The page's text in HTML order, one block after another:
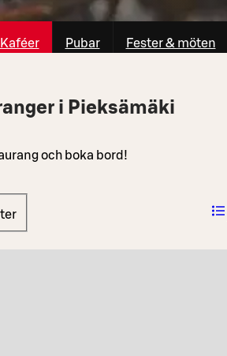
Kaféer Pubar Fester & möten
i Pieksämäki
och boka bord!